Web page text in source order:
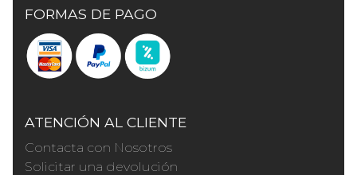
FORMAS DE PAGO
ATENCIÓN AL CLIENTE
Contacta con Nosotros
Solicitar una devolución